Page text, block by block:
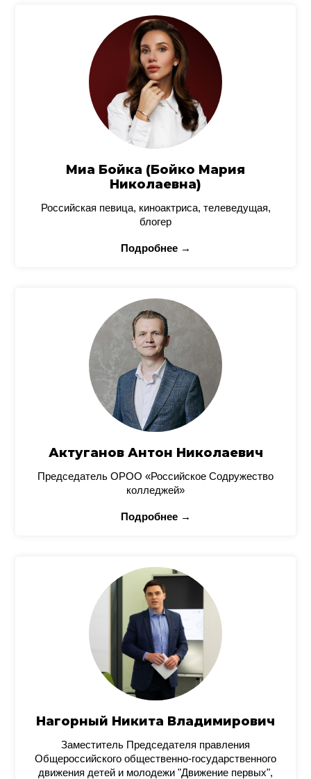
Миа Бойка (Бойко Мария
Николаевна)
Российская певица, киноактриса, телеведущая,
блогер
Подробнее →
Актуганов Антон Николаевич
Председатель ОРОО «Российское Содружество
колледжей»
Подробнее →
Нагорный Никита Владимирович
Заместитель Председателя правления
Общероссийского общественно-государственного
движения детей и молодежи "Движение первых",